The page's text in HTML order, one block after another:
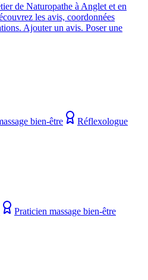
de Naturopathe à Anglet et en
les avis, coordonnées
Ajouter un avis. Poser une
bien-être
Réflexologue
Praticien massage bien-être